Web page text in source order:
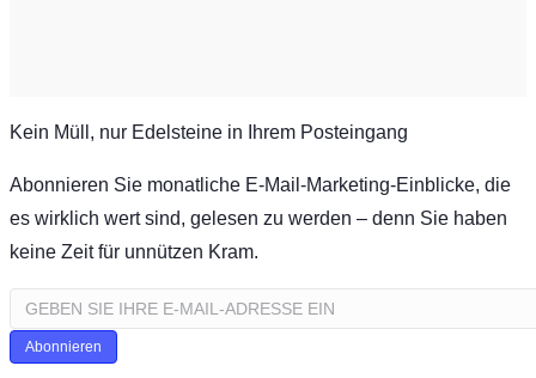
Kein Müll, nur Edelsteine in Ihrem Posteingang
Abonnieren Sie monatliche E-Mail-Marketing-Einblicke, die
es wirklich wert sind, gelesen zu werden – denn Sie haben
keine Zeit für unnützen Kram.
Abonnieren